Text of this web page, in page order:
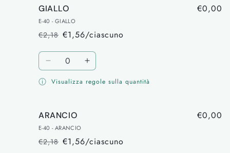
GIALLO
E-40 - GIALLO
Prezzo
di
listino
€2,18
Prezzo
scontato
€1,56/ciascuno
€0,00
Quantità
Diminuisci
per
Aumenta
per
Visualizza regole sulla quantità
ARANCIO
E-40 - ARANCIO
Prezzo
€2,18
Prezzo€1,56/ciascuno
€0,00